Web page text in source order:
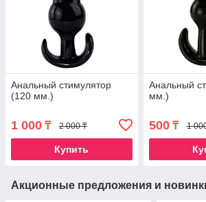
Анальный стимулятор
(120 мм.)
1 000 ₸ 2 000 ₸
Купить
Анальный
мм.)
500₸ 1
Акционные предложения и